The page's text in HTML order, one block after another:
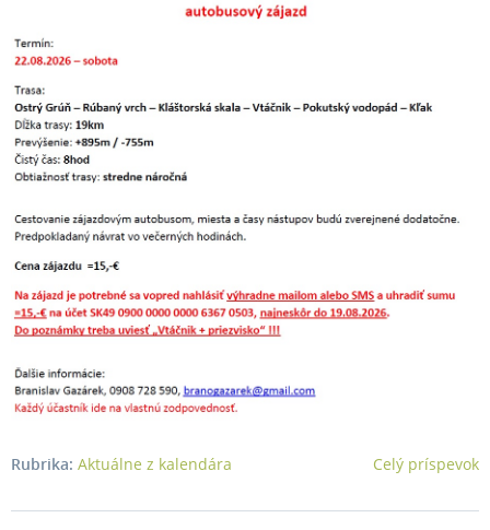
Celý príspevok
Rubrika: Aktuálne z kalendára